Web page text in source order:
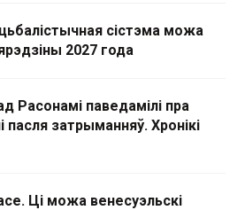
сістэма можа
2027 года
Расонамі паведамілі пра
пасля затрыманняў. Хронікі
Ці можа венесуэльскі